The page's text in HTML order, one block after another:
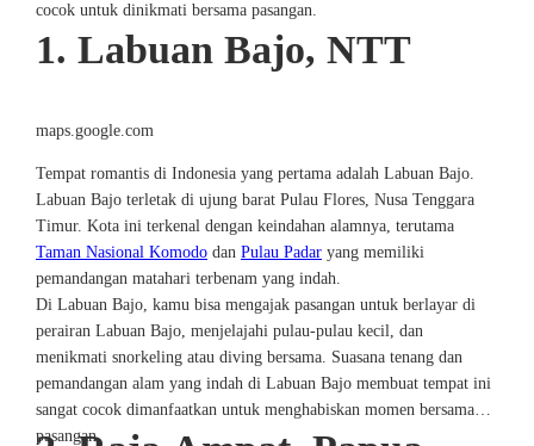
cocok untuk dinikmati bersama pasangan.
1. Labuan Bajo, NTT
maps.google.com
Tempat romantis di Indonesia yang pertama adalah Labuan Bajo.
Labuan Bajo terletak di ujung barat Pulau Flores, Nusa Tenggara
Timur. Kota ini terkenal dengan keindahan alamnya, terutama
Taman Nasional Komodo dan Pulau Padar yang memiliki
pemandangan matahari terbenam yang indah.
Di Labuan Bajo, kamu bisa mengajak pasangan untuk berlayar di
perairan Labuan Bajo, menjelajahi pulau-pulau kecil, dan
menikmati snorkeling atau diving bersama. Suasana tenang dan
pemandangan alam yang indah di Labuan Bajo membuat tempat ini
sangat cocok dimanfaatkan untuk menghabiskan momen bersama
pasangan.